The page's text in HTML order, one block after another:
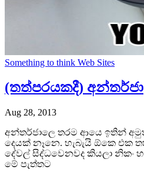
Something to think Web Sites
(තත්පරයකදී)
Aug 28, 2013
අන්තර්ජාලෙ තරම ආයෙ ඉතින්
දෙයක් නෑනෙ. හැබැයි ඕකෙ එක
දේවල් සිද්ධවෙනවද කියලා නිකං
මේ පැත්තට